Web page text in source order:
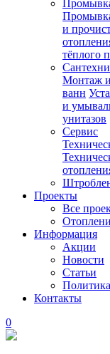
и
тёплого
Монтаж
ванн
и
унитазов
Сервис
Проекты
Все
Информация
Акции
Новости
Статьи
Контакты
0